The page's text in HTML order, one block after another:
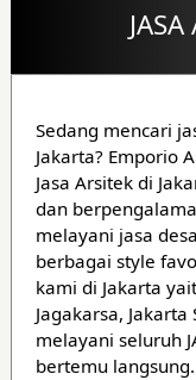
Sedang mencari
Jakarta? Emporio
Jasa Arsitek di
dan
melayani jasa
berbagai style
kami di Jakarta
Jagakarsa,
melayani seluruh
bertemu langsung.